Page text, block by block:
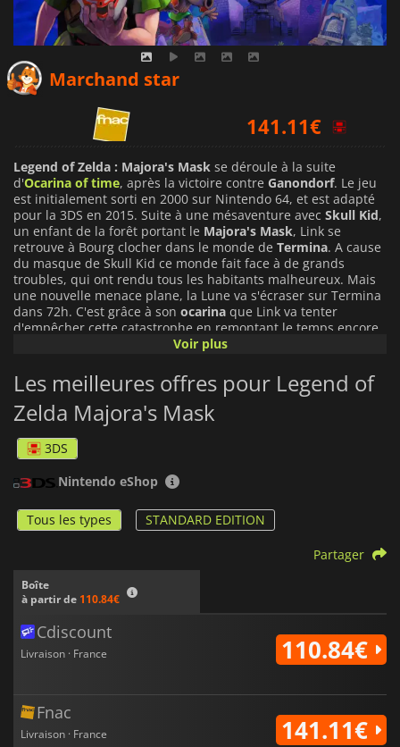
Marchand star
141.11€
142.04€
Legend of Zelda : Majora's Mask se déroule à la suite
d'Ocarina of time, après la victoire contre Ganondorf. Le jeu
est initialement sorti en 2000 sur Nintendo 64, et est adapté
pour la 3DS en 2015. Suite à une mésaventure avec Skull Kid,
un enfant de la forêt portant le Majora's Mask, Link se
retrouve à Bourg clocher dans le monde de Termina. A cause
du masque de Skull Kid ce monde fait face à de grands
troubles, qui ont rendu tous les habitants malheureux. Mais
une nouvelle menace plane, la Lune va s'écraser sur Termina
dans 72h. C'est grâce à son ocarina que Link va tenter
d'empêcher cette catastrophe en remontant le temps encore
et encore pour modifier le court des choses. Le gameplay
Entre autres, l'horloge qui indique le jour et l'heure, le journal
des Boombers qui indique les missions en cours ou à venir, et
bien sûr les masques, qui ont tous des pouvoirs différents
dont Link va pouvoir profiter pour tenter de sauver Termina.
Voir plus
Les meilleures offres pour Legend of
Zelda Majora's Mask
3DS
Nintendo eShop
Tous les types STANDARD EDITION
Boîte
à partir de 110.84€
Partager
Cdiscount
Livraison · France 110.84€
Fnac
Livraison · France 141.11€